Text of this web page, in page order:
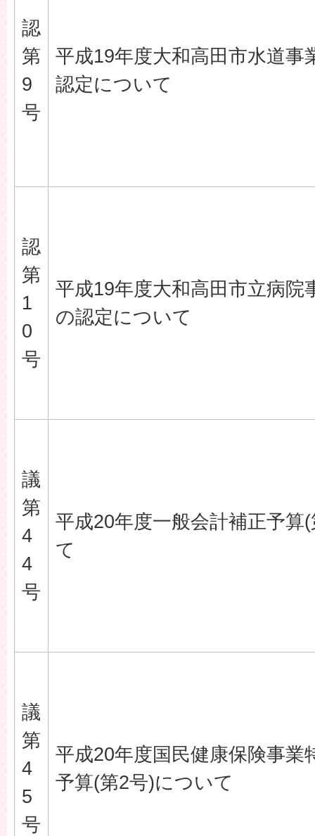
認
第
9
号
平成19年度大和高田市水道事
認定について
認
第
1
0
号
平成19年度大和高田市立病院
の認定について
議
第
4
4
号
平成20年度一般会計補正予算
て
議
第
4
5
号
平成20年度国民健康保険事業
予算(第2号)について